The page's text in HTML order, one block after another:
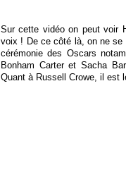
Sur cette vidéo on peut voir
voix ! De ce côté là, on ne
cérémonie des Oscars
Bonham Carter et Sacha
Quant à Russell Crowe, il est